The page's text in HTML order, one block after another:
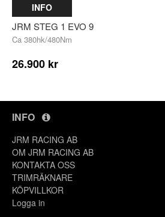
INFO
JRM STEG 1 EVO 9
Ca 380hk/480Nm
26.900 kr
INFO
JRM RACING AB
OM JRM RACING AB
KONTAKTA OSS
TRIMRÄKNARE
KÖPVILLKOR
Logga in